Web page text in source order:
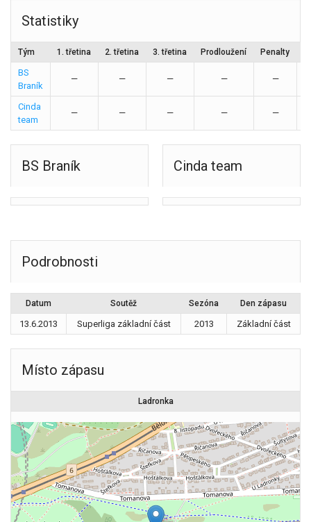
Statistiky
Tým 1. třetina 2. třetina 3. třetina Prodloužení Penalty
BS
Braník
— — — — —
Cinda
team
— — — — —
BS Braník Cinda team
Podrobnosti
Datum Soutěž Sezóna Den zápasu
13.6.2013 Superliga základní část 2013 Základní část
Místo zápasu
Ladronka